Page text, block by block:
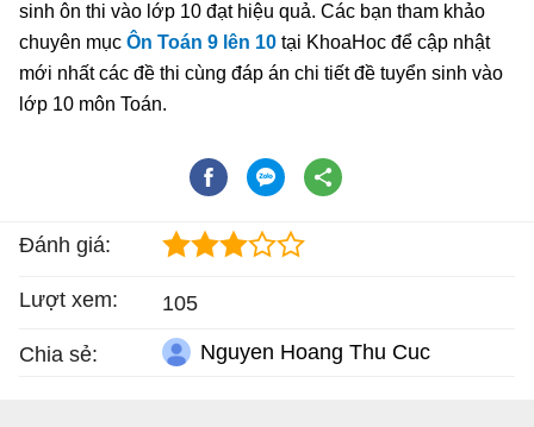
sinh ôn thi vào lớp 10 đạt hiệu quả. Các bạn tham khảo
chuyên mục Ôn Toán 9 lên 10 tại KhoaHoc để cập nhật
mới nhất các đề thi cùng đáp án chi tiết đề tuyển sinh vào
lớp 10 môn Toán.
Đánh giá:
Lượt xem: 105
Chia sẻ: Nguyen Hoang Thu Cuc